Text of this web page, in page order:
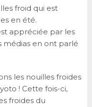
froid qui est
en été.
appréciée par les
médias en ont parlé
les nouilles froides
! Cette fois-ci,
froides du